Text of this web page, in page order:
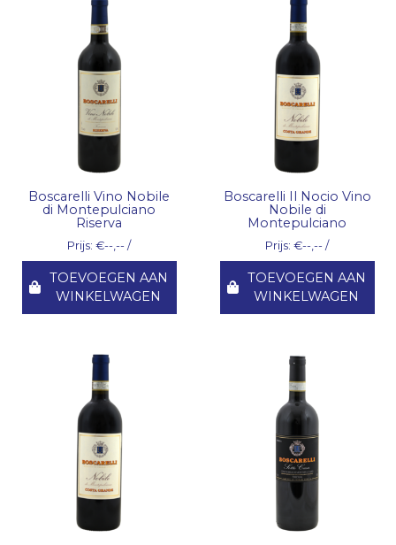
Boscarelli Vino Nobile
di Montepulciano
Riserva
Prijs: €--,-- /
TOEVOEGEN AAN
WINKELWAGEN
Boscarelli Il Nocio Vino
Nobile di
Montepulciano
Prijs: €--,-- /
TOEVOEGEN AAN
WINKELWAGEN